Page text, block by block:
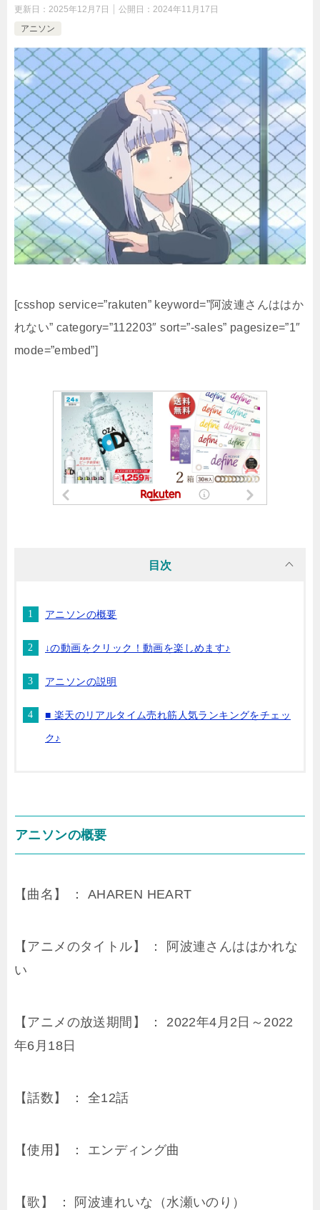
更新日： 2025年12月7日 公開日： 2024年11月17日
アニソン
[csshop service=”rakuten” keyword=”阿波連さんははか
れない” category=”112203″ sort=”-sales” pagesize=”1″
mode=”embed”]
目次
アニソンの概要
↓の動画をクリック！動画を楽しめます♪
アニソンの説明
■ 楽天のリアルタイム売れ筋人気ランキングをチェッ
ク♪
アニソンの概要
【曲名】 ： AHAREN HEART
【アニメのタイトル】 ： 阿波連さんははかれな
い
【アニメの放送期間】 ： 2022年4月2日～2022
年6月18日
【話数】 ： 全12話
【使用】 ： エンディング曲
【歌】 ： 阿波連れいな（水瀬いのり）